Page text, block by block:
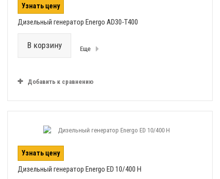
Узнать цену
Дизельный генератор Energo AD30-T400
В корзину Еще
Добавить к сравнению
Узнать цену
Дизельный генератор Energo ED 10/400 H